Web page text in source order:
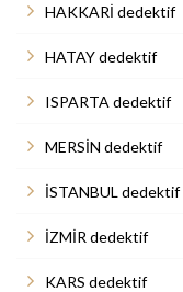
HAKKARİ dedektif
HATAY dedektif
ISPARTA dedektif
MERSİN dedektif
İSTANBUL dedektif
İZMİR dedektif
KARS dedektif